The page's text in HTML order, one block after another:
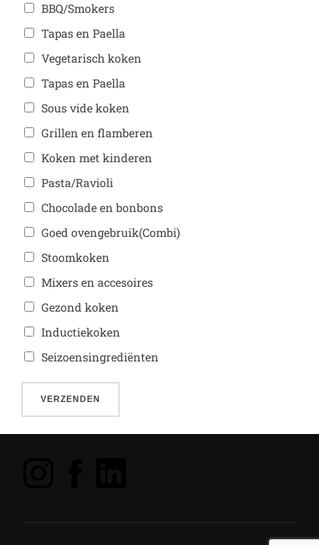
BBQ/Smokers
Tapas en Paella
Vegetarisch koken
Tapas en Paella
Sous vide koken
Grillen en flamberen
Koken met kinderen
Pasta/Ravioli
Chocolade en bonbons
Goed ovengebruik(Combi)
Stoomkoken
Mixers en accesoires
Gezond koken
Inductiekoken
Seizoensingrediënten
VERZENDEN